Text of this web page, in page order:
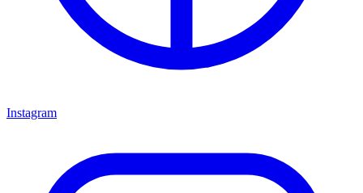
Instagram